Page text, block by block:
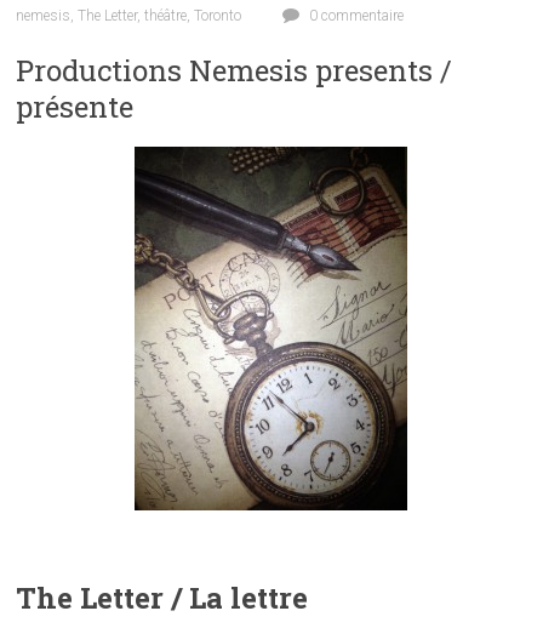
nemesis ,The Letter,théâtre ,Toronto 0 commentaire
Productions Nemesis presents /
présente
The Letter / La lettre